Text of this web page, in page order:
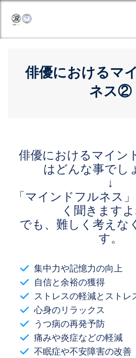
俳優におけるマ
ネス②
俳優におけるマイン
はどんな事でし
↓
「マインドフルネス
く聞きますよ
でも、難しく考えな
す。
集中力や記憶力の向上
自信と余裕の獲得
ストレスの軽減とストレ
心身のリラックス
うつ病の再発予防
痛みや炎症などの軽減
不眠症や不安障害の改善